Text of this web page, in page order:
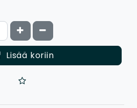
Kasvata määrää
Vähennä määrää
Lisää koriin